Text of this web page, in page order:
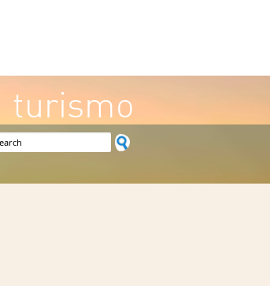
turismo
form